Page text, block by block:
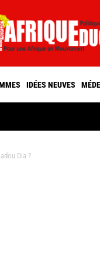
IDÉES NEUVES
Dia ?